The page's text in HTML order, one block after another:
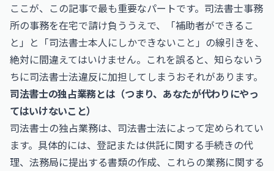
ここが、この記事で最も重要なパートです。司法書士事務
所の事務を在宅で請け負ううえで、「補助者ができるこ
と」と「司法書士本人にしかできないこと」の線引きを、
絶対に間違えてはいけません。これを誤ると、知らないう
ちに司法書士法違反に加担してしまうおそれがあります。
司法書士の独占業務とは（つまり、あなたが代わりにやっ
てはいけないこと）
司法書士の独占業務は、司法書士法によって定められてい
ます。具体的には、登記または供託に関する手続きの代
理、法務局に提出する書類の作成、これらの業務に関する